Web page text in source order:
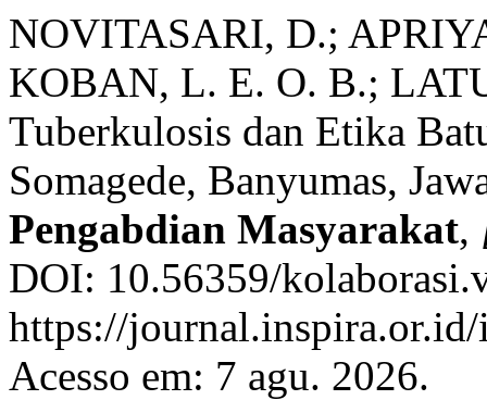
NOVITASARI, D.;
KOBAN, L. E. O. B.;
Tuberkulosis dan Etika
Somagede, Banyumas,
Pengabdian Masyarakat,
DOI: 10.56359/
https://
Acesso em: 7 agu. 2026.